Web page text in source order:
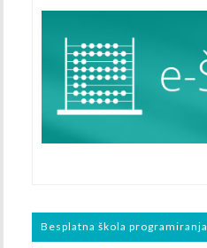
Besplatna škola programiranja